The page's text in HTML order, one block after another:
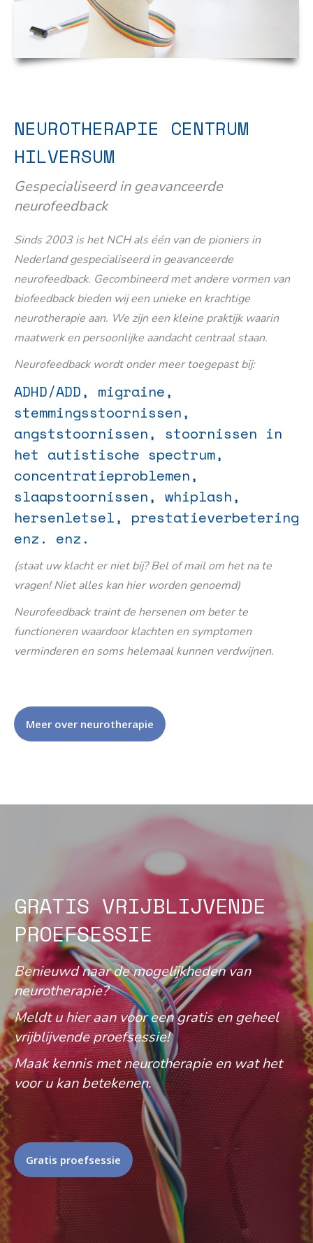
NEUROTHERAPIE CENTRUM
HILVERSUM
Gespecialiseerd in geavanceerde
neurofeedback
Sinds 2003 is het NCH als één van de pioniers in
Nederland gespecialiseerd in geavanceerde
neurofeedback. Gecombineerd met andere vormen van
biofeedback bieden wij een unieke en krachtige
neurotherapie aan. We zijn een kleine praktijk waarin
maatwerk en persoonlijke aandacht centraal staan.
Neurofeedback wordt onder meer toegepast bij:
ADHD/ADD, migraine,
stemmingsstoornissen,
angststoornissen, stoornissen in
het autistische spectrum,
concentratieproblemen,
slaapstoornissen, whiplash,
hersenletsel, prestatieverbetering
enz. enz.
(staat uw klacht er niet bij? Bel of mail om het na te
vragen! Niet alles kan hier worden genoemd)
Neurofeedback traint de hersenen om beter te
functioneren waardoor klachten en symptomen
verminderen en soms helemaal kunnen verdwijnen.
Meer over neurotherapie
GRATIS VRIJBLIJVENDE
PROEFSESSIE
Benieuwd naar de mogelijkheden van
neurotherapie?
Meldt u hier aan voor een gratis en geheel
vrijblijvende proefsessie!
Maak kennis met neurotherapie en wat het
voor u kan betekenen.
Gratis proefsessie